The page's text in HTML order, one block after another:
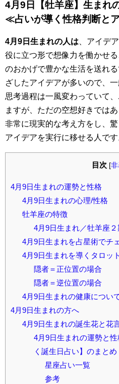
4月9日【牡羊座】生まれ
≪占いが導く性格判断と
4月9日生まれの人は 、アイデ
役に立つ形で想像力を働かせ
のおかげで豊かな生活を送れ
ざしたアイデアが多いので、
思考過程は一風変わっていて
ますが、ただの空想好きでは
非常に現実的な考え方をし、
アイデアを実行に移せる人です
目次 [
4月9日生まれの運勢と性格
4月9日生まれの心理/性格
牡羊座の特徴
4月9日生まれ／牡羊座２
4月9日生まれを占星術でチ
4月9日生まれを導くタロッ
隠者＝正位置の場合
隠者＝逆位置の場合
4月9日生まれの健康につい
4月9日生まれの方へ
4月9日生まれの誕生花と花
4月9日生まれの運勢と
く誕生日占い】のまとめ
星座占い一覧
参考